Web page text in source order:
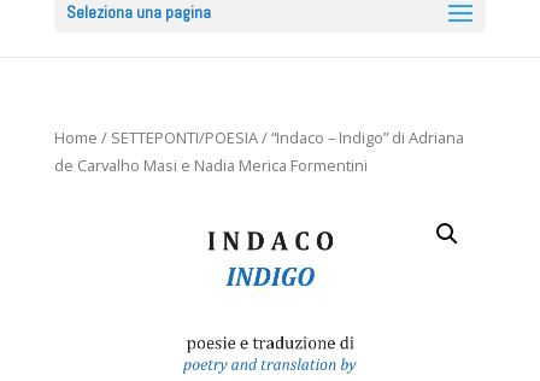
Seleziona una pagina
Home / SETTEPONTI/POESIA/ “Indaco – Indigo” di Adriana
de Carvalho Masi e Nadia Merica Formentini